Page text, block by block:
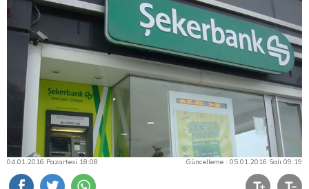
04.01.2016 Pazartesi 18:08 Güncelleme : 05.01.2016 Salı 09:19